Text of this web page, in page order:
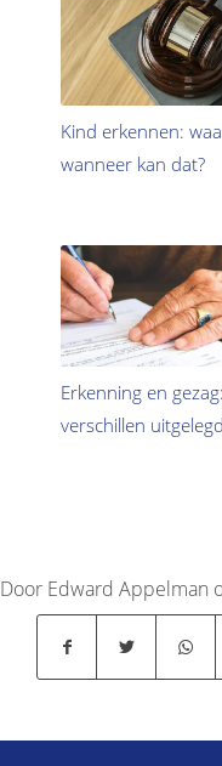
Kind erkennen:
wanneer kan dat?
Erkenning en
verschillen uitgelegd
Door Edward Appelman